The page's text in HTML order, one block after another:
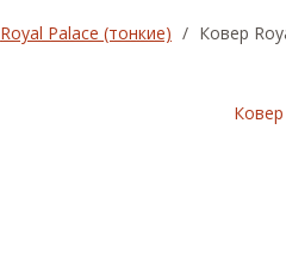
Royal Palace (тонкие) / Ковер